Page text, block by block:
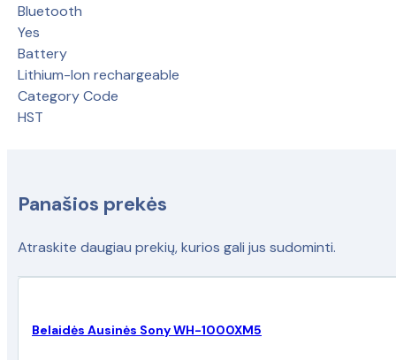
Bluetooth
Yes
Battery
Lithium-Ion rechargeable
Category Code
HST
Panašios prekės
Atraskite daugiau prekių, kurios gali jus sudominti.
Belaidės Ausinės Sony WH-1000XM5